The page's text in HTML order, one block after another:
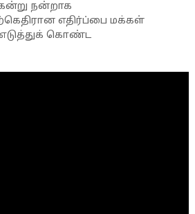
நன்றாக
எதிர்ப்பை மக்கள்
கொண்ட